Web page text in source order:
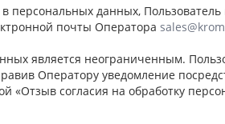
персональных данных,
почты Оператора
является неограниченным.
Оператору уведомление
«Отзыв согласия на обработку